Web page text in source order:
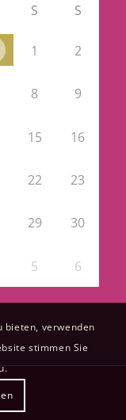
S S
1 2
8 9
15 16
22 23
29 30
5 6
bieten, verwenden
stimmen Sie